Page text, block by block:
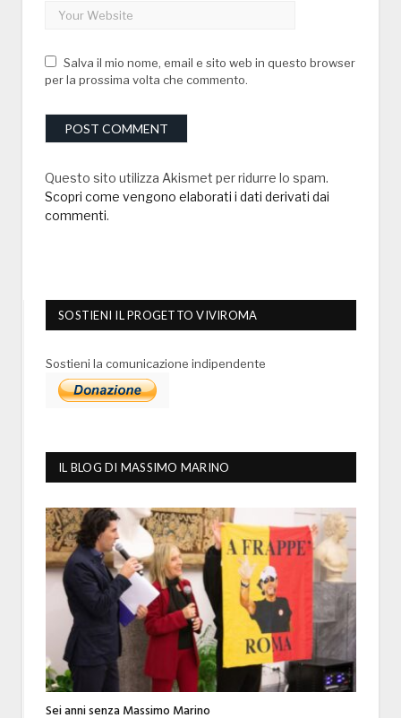
Salva il mio nome, email e sito web in questo browser
per la prossima volta che commento.
Questo sito utilizza Akismet per ridurre lo spam.
Scopri come vengono elaborati i dati derivati dai
commenti.
SOSTIENI IL PROGETTO VIVIROMA
Sostieni la comunicazione indipendente
IL BLOG DI MASSIMO MARINO
Sei anni senza Massimo Marino